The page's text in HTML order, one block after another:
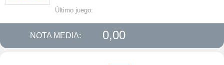
Último juego:
NOTA MEDIA: 0,00